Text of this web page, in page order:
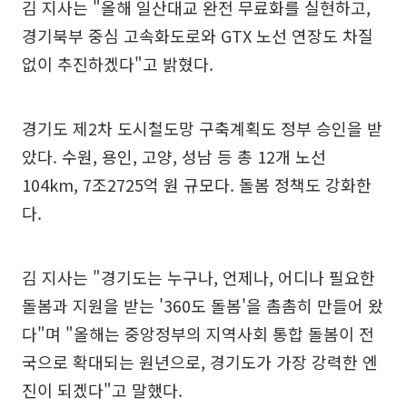
김 지사는 "올해 일산대교 완전 무료화를 실현하고,
경기북부 중심 고속화도로와 GTX 노선 연장도 차질
없이 추진하겠다"고 밝혔다.
경기도 제2차 도시철도망 구축계획도 정부 승인을 받
았다. 수원, 용인, 고양, 성남 등 총 12개 노선
104km, 7조2725억 원 규모다. 돌봄 정책도 강화한
다.
김 지사는 "경기도는 누구나, 언제나, 어디나 필요한
돌봄과 지원을 받는 '360도 돌봄'을 촘촘히 만들어 왔
다"며 "올해는 중앙정부의 지역사회 통합 돌봄이 전
국으로 확대되는 원년으로, 경기도가 가장 강력한 엔
진이 되겠다"고 말했다.